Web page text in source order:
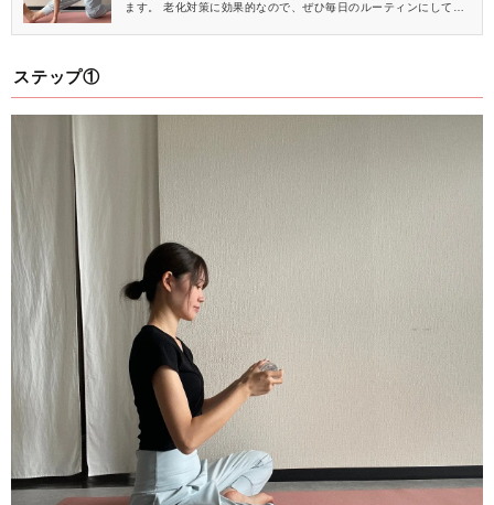
ます。 老化対策に効果的なので、ぜひ毎日のルーティンにしてみ
ステップ①